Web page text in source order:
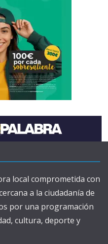
local comprometida con
a la ciudadanía de
por una programación
cultura, deporte y